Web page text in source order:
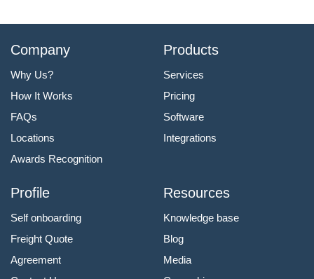
Company
Why Us?
How It Works
FAQs
Locations
Awards Recognition
Products
Services
Pricing
Software
Integrations
Profile
Self onboarding
Freight Quote
Agreement
Resources
Knowledge base
Blog
Media